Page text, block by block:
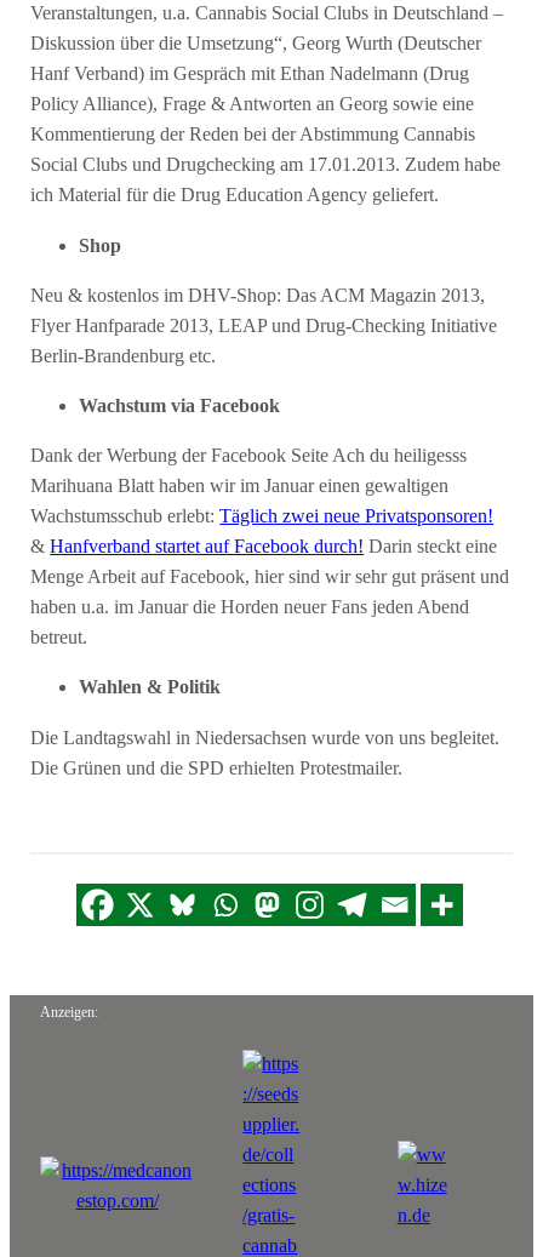
Veranstaltungen, u.a. Cannabis Social Clubs in Deutschland –
Diskussion über die Umsetzung“, Georg Wurth (Deutscher
Hanf Verband) im Gespräch mit Ethan Nadelmann (Drug
Policy Alliance), Frage & Antworten an Georg sowie eine
Kommentierung der Reden bei der Abstimmung Cannabis
Social Clubs und Drugchecking am 17.01.2013. Zudem habe
ich Material für die Drug Education Agency geliefert.
Shop
Neu & kostenlos im DHV-Shop: Das ACM Magazin 2013,
Flyer Hanfparade 2013, LEAP und Drug-Checking Initiative
Berlin-Brandenburg etc.
Wachstum via Facebook
Dank der Werbung der Facebook Seite Ach du heiligesss
Marihuana Blatt haben wir im Januar einen gewaltigen
Wachstumsschub erlebt:Täglich zwei neue Privatsponsoren!
&Hanfverband startet auf Facebook durch! Darin steckt eine
Menge Arbeit auf Facebook, hier sind wir sehr gut präsent und
haben u.a. im Januar die Horden neuer Fans jeden Abend
betreut.
Wahlen & Politik
Die Landtagswahl in Niedersachsen wurde von uns begleitet.
Die Grünen und die SPD erhielten Protestmailer.
Anzeigen: